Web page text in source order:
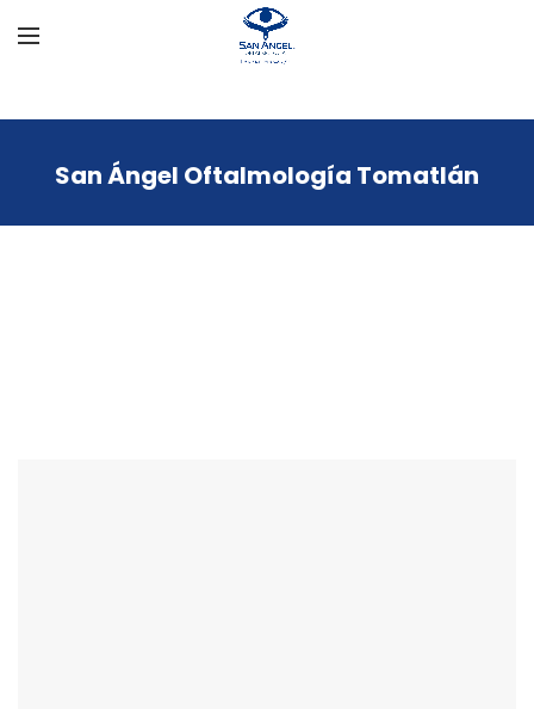
San Ángel Oftalmología Tomatlán